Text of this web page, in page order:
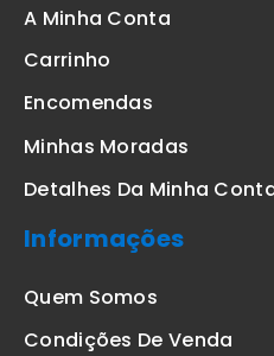
A Minha Conta
Carrinho
Encomendas
Minhas Moradas
Detalhes Da Minha
Informações
Quem Somos
Condições De Venda